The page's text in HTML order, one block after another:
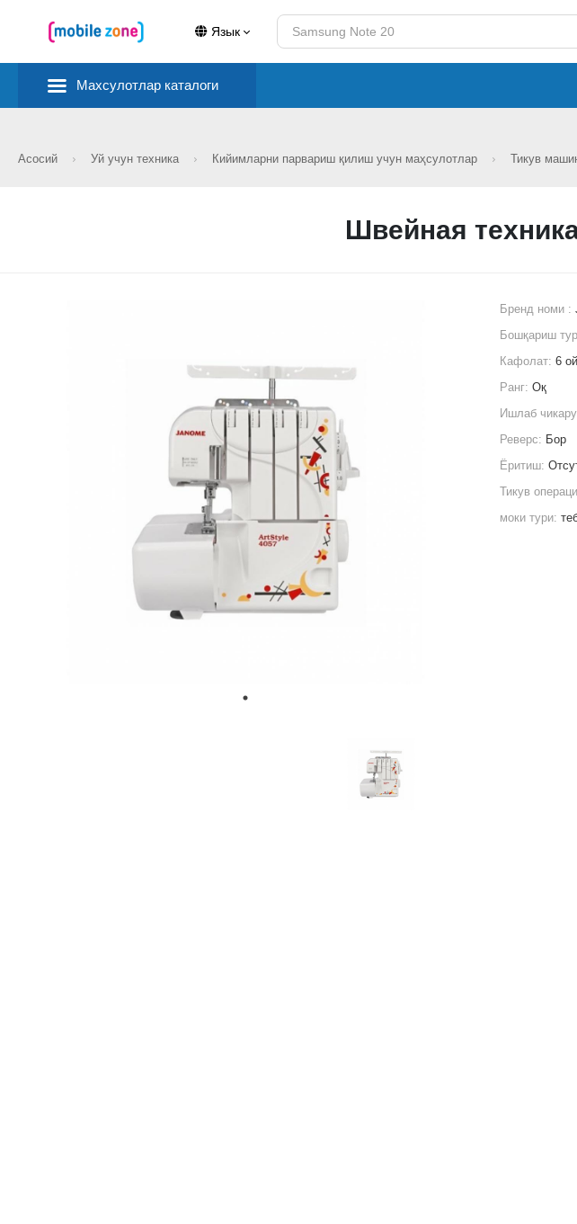
Язык
Махсулотлар каталоги
Асосий Уй учун техника Кийимларни парвариш қилиш учун маҳсулотлар Тикув
Швейная
Бренд номи :
Бошқариш
Кафолат:6 ой
Ранг:Оқ
Ишлаб
Реверс: Бор
Ёритиш:
Тикув
моки тури: